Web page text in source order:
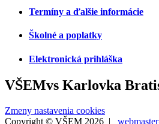
Termíny a ďalšie informácie
Školné a poplatky
Elektronická prihláška
VŠEMvs Karlovka
Zmeny nastavenia cookies
Copyright © VŠEM 2026 |